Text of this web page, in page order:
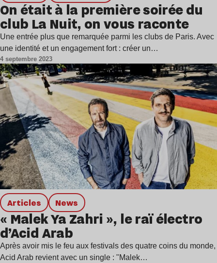
On était à la première soirée du
club La Nuit, on vous raconte
Une entrée plus que remarquée parmi les clubs de Paris. Avec
une identité et un engagement fort : créer un…
4 septembre 2023
Articles news
« Malek Ya Zahri », le raï électro
d’Acid Arab
Après avoir mis le feu aux festivals des quatre coins du monde,
Acid Arab revient avec un single : "Malek…